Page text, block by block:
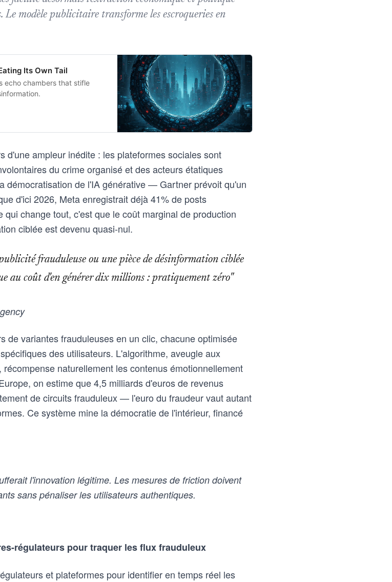
Le modèle publicitaire transforme les escroqueries en
Its Own Tail
echo chambers that stifle
d'une ampleur inédite : les plateformes sociales sont
du crime organisé et des acteurs étatiques
démocratisation de l'IA générative — Gartner prévoit qu'un
d'ici 2026, Meta enregistrait déjà 41% de posts
change tout, c'est que le coût marginal de production
ciblée est devenu quasi-nul.
frauduleuse ou une pièce de désinformation ciblée
au coût d'en générer dix millions : pratiquement zéro"
de variantes frauduleuses en un clic, chacune optimisée
des utilisateurs. L'algorithme, aveugle aux
naturellement les contenus émotionnellement
on estime que 4,5 milliards d'euros de revenus
de circuits frauduleux — l'euro du fraudeur vaut autant
Ce système mine la démocratie de l'intérieur, financé
l'innovation légitime. Les mesures de friction doivent
sans pénaliser les utilisateurs authentiques.
régulateurs pour traquer les flux frauduleux
et plateformes pour identifier en temps réel les